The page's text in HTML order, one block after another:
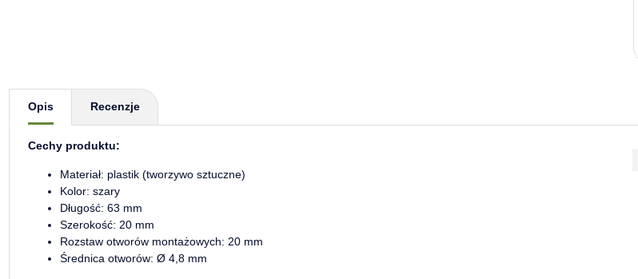
Opis
Recenzje
Cechy produktu:
Materiał: plastik (tworzywo sztuczne)
Kolor: szary
Długość: 63 mm
Szerokość: 20 mm
Rozstaw otworów montażowych: 20 mm
Średnica otworów: Ø 4,8 mm